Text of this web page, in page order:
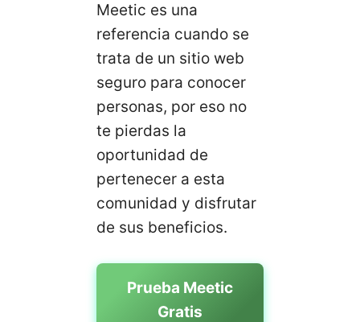
Meetic es una
referencia cuando se
trata de un sitio web
seguro para conocer
personas, por eso no
te pierdas la
oportunidad de
pertenecer a esta
comunidad y disfrutar
de sus beneficios.
Prueba Meetic
Gratis